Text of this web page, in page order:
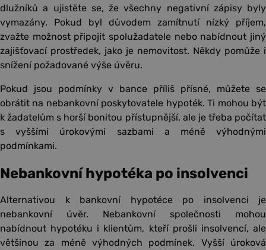
dlužníků a ujistěte se, že všechny negativní zápisy byly
vymazány. Pokud byl důvodem zamítnutí nízký příjem,
zvažte možnost připojit spolužadatele nebo nabídnout jiný
zajišťovací prostředek, jako je nemovitost. Někdy pomůže i
snížení požadované výše úvěru.
Pokud jsou podmínky v bance příliš přísné, můžete se
obrátit na nebankovní poskytovatele hypoték. Ti mohou být
k žadatelům s horší bonitou přístupnější, ale je třeba počítat
s vyššími úrokovými sazbami a méně výhodnými
podmínkami.
Nebankovní hypotéka po insolvenci
Alternativou k bankovní hypotéce po insolvenci je
nebankovní úvěr. Nebankovní společnosti mohou
nabídnout hypotéku i klientům, kteří prošli insolvencí, ale
většinou za méně výhodných podmínek. Vyšší úroková